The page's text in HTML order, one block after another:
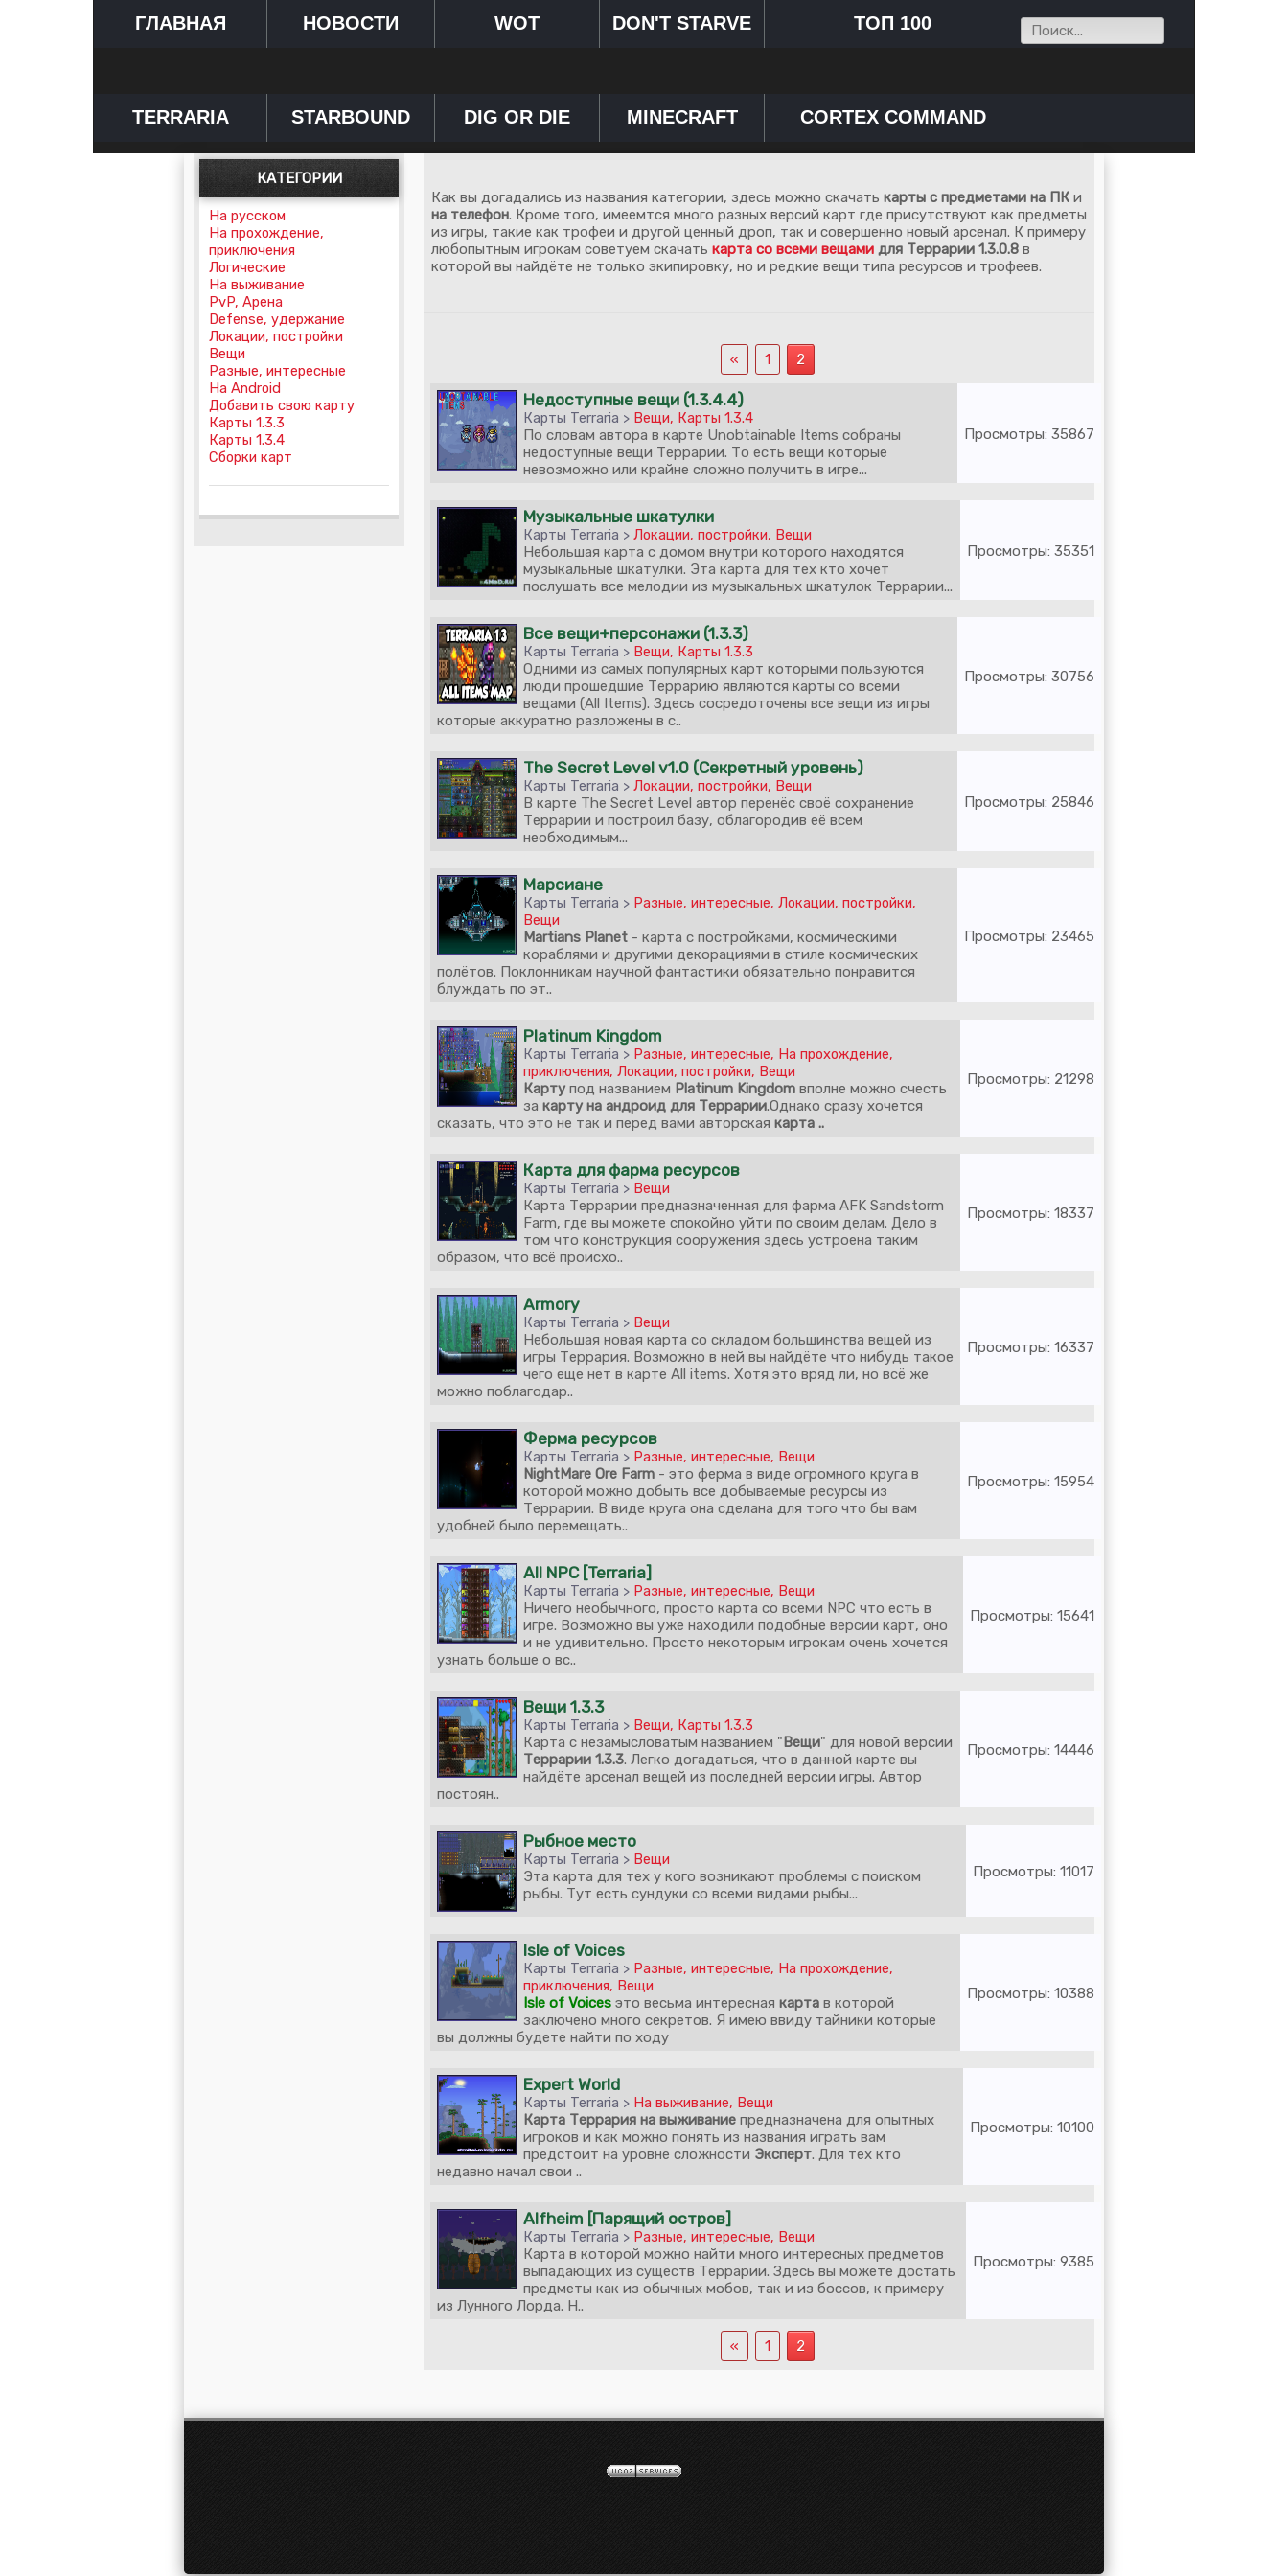
ГЛАВНАЯ НОВОСТИ WOT DON'T STARVE ТОП 100
TERRARIA STARBOUND DIG OR DIE MINECRAFT CORTEX COMMAND
КАТЕГОРИИ
На русском
На прохождение,
приключения
Логические
На выживание
PvP, Арена
Defense, удержание
Локации, постройки
Вещи
Разные, интересные
На Android
Добавить свою карту
Карты 1.3.3
Карты 1.3.4
Сборки карт
Как вы догадались из названия категории, здесь можно скачать карты с предметами на ПК и
на телефон. Кроме того, имеемтся много разных версий карт где присутствуют как предметы
из игры, такие как трофеи и другой ценный дроп, так и совершенно новый арсенал. К примеру
любопытным игрокам советуем скачать карта со всеми вещами для Террарии 1.3.0.8 в
которой вы найдёте не только экипировку, но и редкие вещи типа ресурсов и трофеев.
« 1 2
Недоступные вещи (1.3.4.4)
Карты Terraria > Вещи, Карты 1.3.4
По словам автора в карте Unobtainable Items собраны
недоступные вещи Террарии. То есть вещи которые
невозможно или крайне сложно получить в игре...
Просмотры: 35867
Музыкальные шкатулки
Карты Terraria > Локации, постройки, Вещи
Небольшая карта с домом внутри которого находятся
музыкальные шкатулки. Эта карта для тех кто хочет
послушать все мелодии из музыкальных шкатулок Террарии...
Просмотры: 35351
Все вещи+персонажи (1.3.3)
Карты Terraria > Вещи, Карты 1.3.3
Одними из самых популярных карт которыми пользуются
люди прошедшие Террарию являются карты со всеми
вещами (All Items). Здесь сосредоточены все вещи из игры
которые аккуратно разложены в с..
Просмотры: 30756
The Secret Level v1.0 (Секретный уровень)
Карты Terraria > Локации, постройки, Вещи
В карте The Secret Level автор перенёс своё сохранение
Террарии и построил базу, облагородив её всем
необходимым...
Просмотры: 25846
Марсиане
Карты Terraria > Разные, интересные, Локации, постройки,
Вещи
Martians Planet - карта с постройками, космическими
кораблями и другими декорациями в стиле космических
полётов. Поклонникам научной фантастики обязательно понравится
блуждать по эт..
Просмотры: 23465
Platinum Kingdom
Карты Terraria > Разные, интересные, На прохождение,
приключения, Локации, постройки, Вещи
Карту под названием Platinum Kingdom вполне можно счесть
за карту на андроид для Террарии.Однако сразу хочется
сказать, что это не так и перед вами авторская карта ..
Просмотры: 21298
Карта для фарма ресурсов
Карты Terraria > Вещи
Карта Террарии предназначенная для фарма AFK Sandstorm
Farm, где вы можете спокойно уйти по своим делам. Дело в
том что конструкция сооружения здесь устроена таким
образом, что всё происхо..
Просмотры: 18337
Armory
Карты Terraria > Вещи
Небольшая новая карта со складом большинства вещей из
игры Террария. Возможно в ней вы найдёте что нибудь такое
чего еще нет в карте All items. Хотя это вряд ли, но всё же
можно поблагодар..
Просмотры: 16337
Ферма ресурсов
Карты Terraria > Разные, интересные, Вещи
NightMare Ore Farm - это ферма в виде огромного круга в
которой можно добыть все добываемые ресурсы из
Террарии. В виде круга она сделана для того что бы вам
удобней было перемещать..
Просмотры: 15954
All NPC [Terraria]
Карты Terraria > Разные, интересные, Вещи
Ничего необычного, просто карта со всеми NPC что есть в
игре. Возможно вы уже находили подобные версии карт, оно
и не удивительно. Просто некоторым игрокам очень хочется
узнать больше о вс..
Просмотры: 15641
Вещи 1.3.3
Карты Terraria > Вещи, Карты 1.3.3
Карта с незамысловатым названием "Вещи" для новой версии
Террарии 1.3.3. Легко догадаться, что в данной карте вы
найдёте арсенал вещей из последней версии игры. Автор
постоян..
Просмотры: 14446
Рыбное место
Карты Terraria > Вещи
Эта карта для тех у кого возникают проблемы с поиском
рыбы. Тут есть сундуки со всеми видами рыбы...
Просмотры: 11017
Isle of Voices
Карты Terraria > Разные, интересные, На прохождение,
приключения, Вещи
Isle of Voices это весьма интересная карта в которой
заключено много секретов. Я имею ввиду тайники которые
вы должны будете найти по ходу
Просмотры: 10388
Expert World
Карты Terraria > На выживание, Вещи
Карта Террария на выживание предназначена для опытных
игроков и как можно понять из названия играть вам
предстоит на уровне сложности Эксперт. Для тех кто
недавно начал свои ..
Просмотры: 10100
Alfheim [Парящий остров]
Карты Terraria > Разные, интересные, Вещи
Карта в которой можно найти много интересных предметов
выпадающих из существ Террарии. Здесь вы можете достать
предметы как из обычных мобов, так и из боссов, к примеру
из Лунного Лорда. Н..
Просмотры: 9385
« 1 2